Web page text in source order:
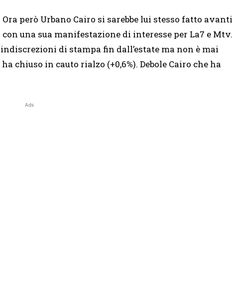
Ora però Urbano Cairo si sarebbe lui stesso fatto avanti
con una sua manifestazione di interesse per La7 e Mtv.
di stampa fin dall’estate ma non è mai
chiuso in cauto rialzo (+0,6%). Debole Cairo che ha
Ads